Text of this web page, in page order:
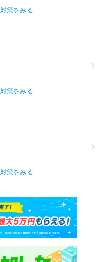
策をみる
策をみる
策をみる